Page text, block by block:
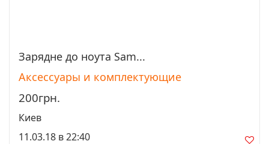
Просмотреть
Зарядне до ноута Sam...
Аксессуары и комплектующие
200грн.
Киев
11.03.18 в 22:40